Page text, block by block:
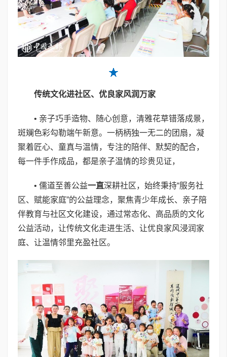
传统文化进社区、 优良家风润万家
• 亲子巧手造物、随心创意，清雅花草错落成景，
斑斓色彩勾勒端午新意。一柄柄独一无二的团扇，凝
聚着匠心、童真与温情，专注的陪伴、默契的配合，
每一件手作成品，都是亲子温情的珍贵见证，
• 儒道至善公益一直深耕社区，始终秉持“服务社
区、赋能家庭”的公益理念，聚焦青少年成长、亲子陪
伴教育与社区文化建设，通过常态化、高品质的文化
公益活动，让传统文化走进生活、让优良家风浸润家
庭、让温情邻里充盈社区。